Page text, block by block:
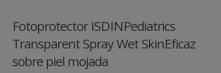
Fotoprotector ISDINPediatrics
Transparent Spray Wet SkinEficaz
sobre piel mojada